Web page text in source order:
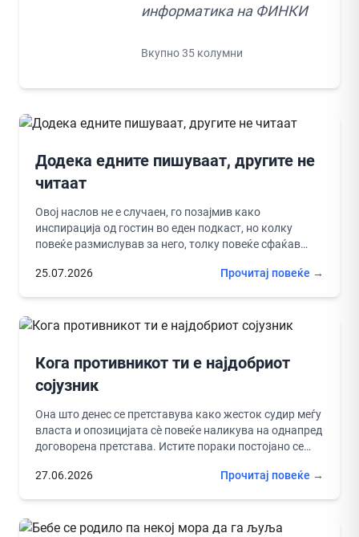
информатика на ФИНКИ
Вкупно 35 колумни
Додека едните пишуваат, другите не
читаат
Овој наслов не е случаен, го позајмив како
инспирација од гостин во еден подкаст, но колку
повеќе размислував за него, толку повеќе сфаќав
25.07.2026
Прочитај повеќе →
Кога противникот ти е најдобриот
сојузник
Она што денес се претставува како жесток судир меѓу
власта и опозицијата сè повеќе наликува на однапред
договорена претстава. Истите пораки постојано се
27.06.2026
Прочитај повеќе →